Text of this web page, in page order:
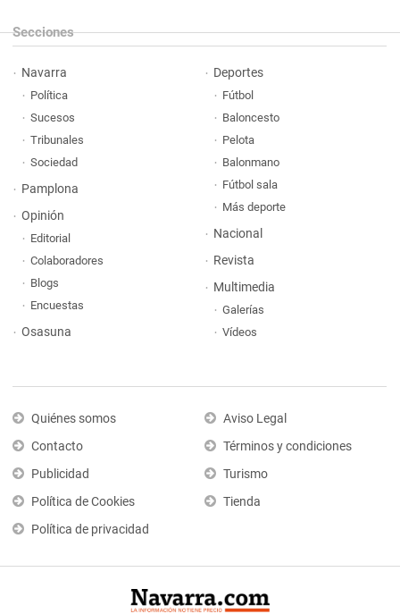
Secciones
Navarra
Política
Sucesos
Tribunales
Sociedad
Pamplona
Opinión
Editorial
Colaboradores
Blogs
Encuestas
Osasuna
Deportes
Fútbol
Baloncesto
Pelota
Balonmano
Fútbol sala
Más deporte
Nacional
Revista
Multimedia
Galerías
Vídeos
Quiénes somos
Contacto
Publicidad
Política de Cookies
Política de privacidad
Aviso Legal
Términos y condiciones
Turismo
Tienda